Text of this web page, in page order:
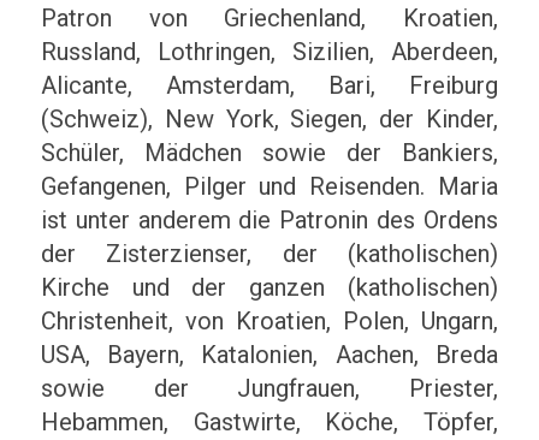
Patron von Griechenland, Kroatien,
Russland, Lothringen, Sizilien, Aberdeen,
Alicante, Amsterdam, Bari, Freiburg
(Schweiz), New York, Siegen, der Kinder,
Schüler, Mädchen sowie der Bankiers,
Gefangenen, Pilger und Reisenden. Maria
ist unter anderem die Patronin des Ordens
der Zisterzienser, der (katholischen)
Kirche und der ganzen (katholischen)
Christenheit, von Kroatien, Polen, Ungarn,
USA, Bayern, Katalonien, Aachen, Breda
sowie der Jungfrauen, Priester,
Hebammen, Gastwirte, Köche, Töpfer,